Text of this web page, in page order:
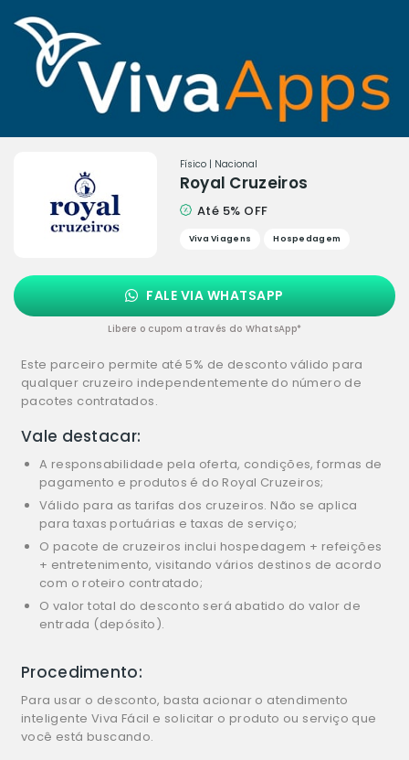
Físico | Nacional
Royal Cruzeiros
Até 5% OFF
Viva Viagens Hospedagem
FALE VIA WHATSAPP
Libere o cupom através do WhatsApp*
Este parceiro permite até 5% de desconto válido para
qualquer cruzeiro independentemente do número de
pacotes contratados.
Vale destacar:
A responsabilidade pela oferta, condições, formas de
pagamento e produtos é do Royal Cruzeiros;
Válido para as tarifas dos cruzeiros. Não se aplica
para taxas portuárias e taxas de serviço;
O pacote de cruzeiros inclui hospedagem + refeições
+ entretenimento, visitando vários destinos de acordo
com o roteiro contratado;
O valor total do desconto será abatido do valor de
entrada (depósito).
Procedimento:
Para usar o desconto, basta acionar o atendimento
inteligente Viva Fácil e solicitar o produto ou serviço que
você está buscando.